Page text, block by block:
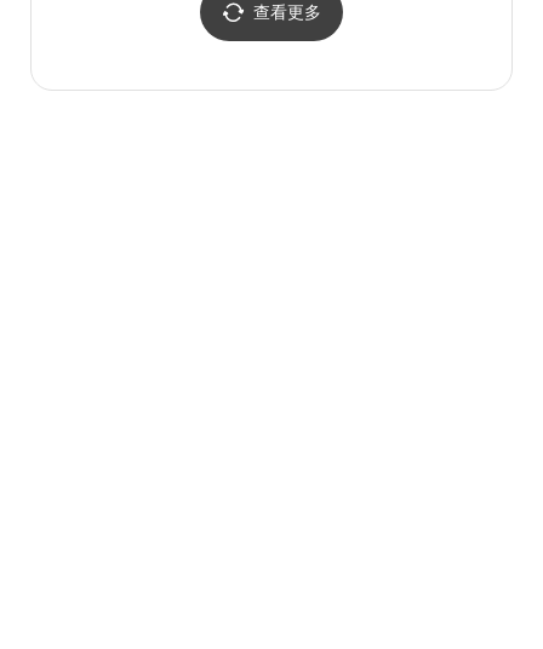
查看更多